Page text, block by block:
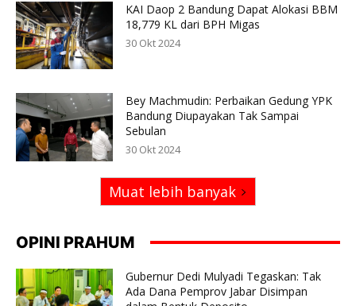
KAI Daop 2 Bandung Dapat Alokasi BBM
18,779 KL dari BPH Migas
30 Okt 2024
Bey Machmudin: Perbaikan Gedung YPK
Bandung Diupayakan Tak Sampai
Sebulan
30 Okt 2024
Muat lebih banyak
OPINI PRAHUM
Gubernur Dedi Mulyadi Tegaskan: Tak
Ada Dana Pemprov Jabar Disimpan